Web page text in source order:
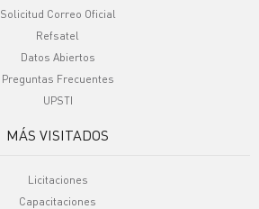
Solicitud Correo Oficial
Refsatel
Datos Abiertos
Preguntas Frecuentes
UPSTI
MÁS VISITADOS
Licitaciones
Capacitaciones